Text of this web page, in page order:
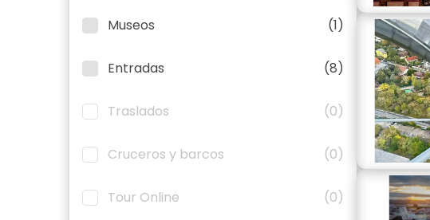
Museos (1)
Entradas (8)
Traslados (0)
Cruceros y barcos (0)
Tour Online (0)